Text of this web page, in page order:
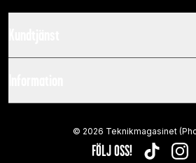
FÖLJ OSS! TIKTOK
© 2026 Teknikmagasinet